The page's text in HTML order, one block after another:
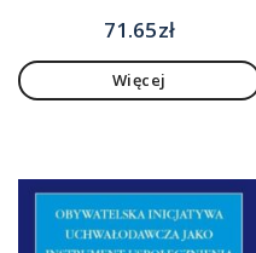
71.65zł
Więcej